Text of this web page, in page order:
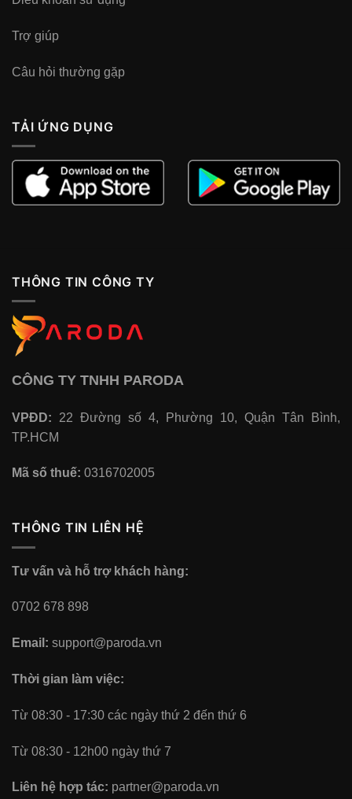
Trợ giúp
Câu hỏi thường gặp
TẢI ỨNG DỤNG
THÔNG TIN CÔNG TY
CÔNG TY TNHH PARODA
VPĐD: 22 Đường số 4, Phường 10, Quận Tân Bình,
TP.HCM
Mã số thuế: 0316702005
THÔNG TIN LIÊN HỆ
Tư vấn và hỗ trợ khách hàng:
0702 678 898
Email: support@paroda.vn
Thời gian làm việc:
Từ 08:30 - 17:30 các ngày thứ 2 đến thứ 6
Từ 08:30 - 12h00 ngày thứ 7
Liên hệ hợp tác: partner@paroda.vn